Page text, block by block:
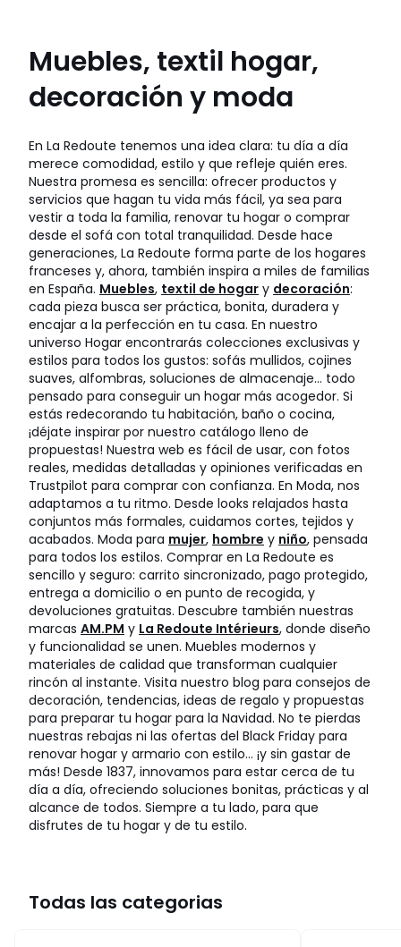
Muebles, textil hogar,
decoración y moda
En La Redoute tenemos una idea clara: tu día a día
merece comodidad, estilo y que refleje quién eres.
Nuestra promesa es sencilla: ofrecer productos y
servicios que hagan tu vida más fácil, ya sea para
vestir a toda la familia, renovar tu hogar o comprar
desde el sofá con total tranquilidad. Desde hace
generaciones, La Redoute forma parte de los hogares
franceses y, ahora, también inspira a miles de familias
en España. Muebles, textil de hogar y decoración:
cada pieza busca ser práctica, bonita, duradera y
encajar a la perfección en tu casa. En nuestro
universo Hogar encontrarás colecciones exclusivas y
estilos para todos los gustos: sofás mullidos, cojines
suaves, alfombras, soluciones de almacenaje… todo
pensado para conseguir un hogar más acogedor. Si
estás redecorando tu habitación, baño o cocina,
¡déjate inspirar por nuestro catálogo lleno de
propuestas! Nuestra web es fácil de usar, con fotos
reales, medidas detalladas y opiniones verificadas en
Trustpilot para comprar con confianza. En Moda, nos
adaptamos a tu ritmo. Desde looks relajados hasta
conjuntos más formales, cuidamos cortes, tejidos y
acabados. Moda para mujer, hombre y niño, pensada
para todos los estilos. Comprar en La Redoute es
sencillo y seguro: carrito sincronizado, pago protegido,
entrega a domicilio o en punto de recogida, y
devoluciones gratuitas. Descubre también nuestras
marcas AM.PM y La Redoute Intérieurs, donde diseño
y funcionalidad se unen. Muebles modernos y
materiales de calidad que transforman cualquier
rincón al instante. Visita nuestro blog para consejos de
decoración, tendencias, ideas de regalo y propuestas
para preparar tu hogar para la Navidad. No te pierdas
nuestras rebajas ni las ofertas del Black Friday para
renovar hogar y armario con estilo… ¡y sin gastar de
más! Desde 1837, innovamos para estar cerca de tu
día a día, ofreciendo soluciones bonitas, prácticas y al
alcance de todos. Siempre a tu lado, para que
disfrutes de tu hogar y de tu estilo.
Todas las categorias